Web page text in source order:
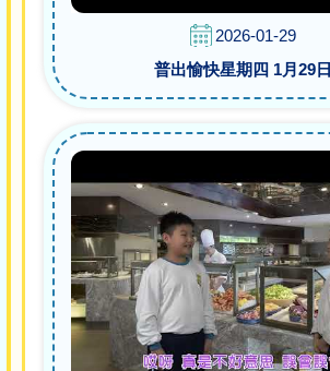
2026-01-29
普出愉快星期四 1月29日